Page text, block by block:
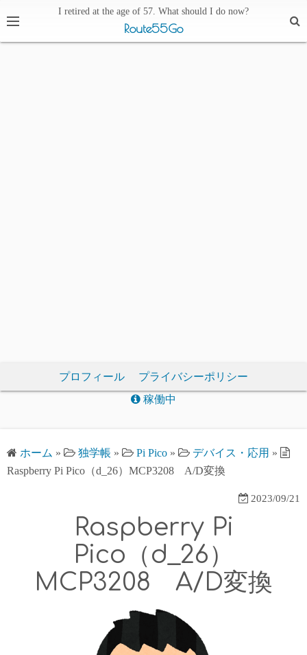
I retired at the age of 57. What should I do now?
Route55Go
プロフィール
プライバシーポリシー
稼働中
ホーム » 独学帳 » Pi Pico » デバイス・応用 »
Raspberry Pi Pico（d_26）MCP3208 A/D変換
2023/09/21
Raspberry Pi
Pico（d_26）
MCP3208 A/D変換